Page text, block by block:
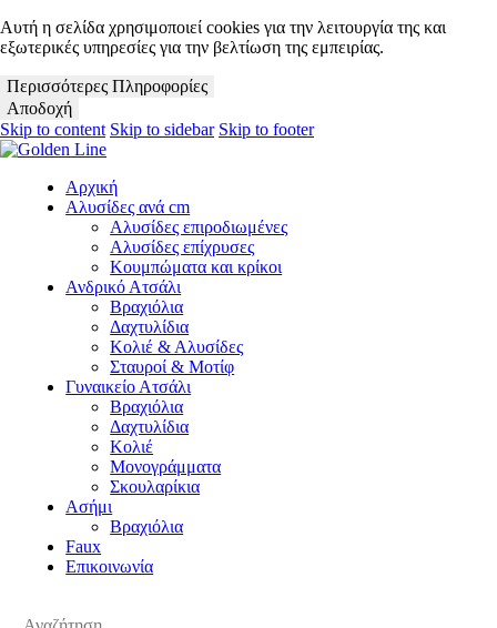
Αυτή η σελίδα χρησιμοποιεί cookies για την λειτουργία της και
εξωτερικές υπηρεσίες για την βελτίωση της εμπειρίας.
Περισσότερες Πληροφορίες
Αποδοχή
Skip to content Skip to sidebar Skip to footer
Αρχική
Αλυσίδες ανά cm
Αλυσίδες επιροδιωμένες
Αλυσίδες επίχρυσες
Κουμπώματα και κρίκοι
Ανδρικό Ατσάλι
Βραχιόλια
Δαχτυλίδια
Κολιέ & Αλυσίδες
Σταυροί & Μοτίφ
Γυναικείο Ατσάλι
Βραχιόλια
Δαχτυλίδια
Κολιέ
Μονογράμματα
Σκουλαρίκια
Ασήμι
Βραχιόλια
Faux
Επικοινωνία